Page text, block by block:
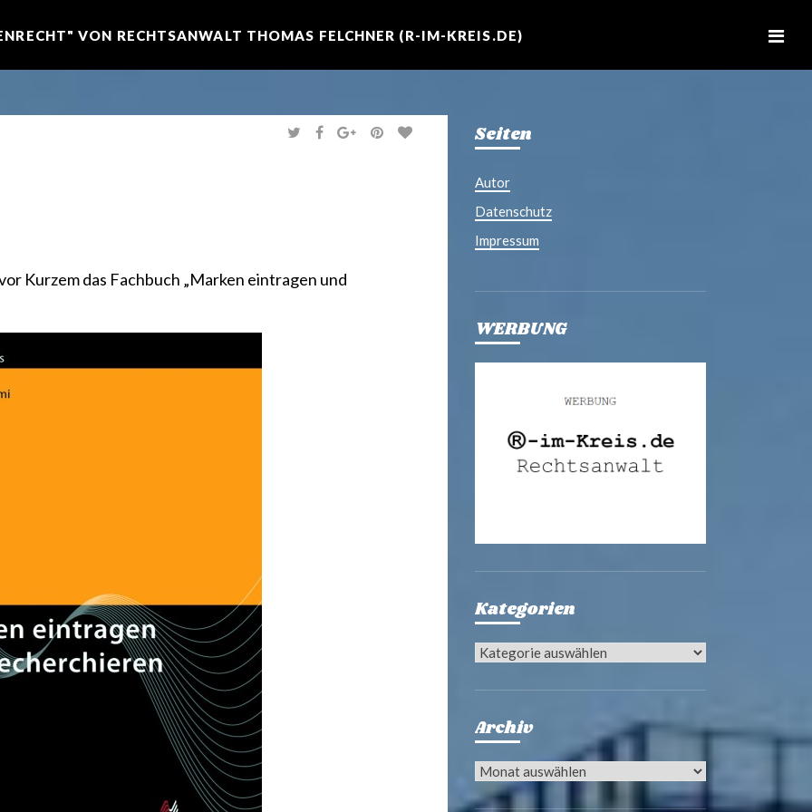
VON RECHTSANWALT THOMAS FELCHNER (R-IM-KREIS.DE)
T
W
F
A
G
O
P
I
Kurzem das Fachbuch „Marken eintragen und
Seiten
Autor
Datenschutz
Impressum
WERBUNG
Kategorien
Kategorien
Archiv
Archiv